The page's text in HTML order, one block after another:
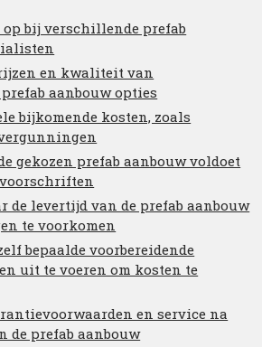
bij verschillende prefab
en kwaliteit van
aanbouw opties
bijkomende kosten, zoals
gekozen prefab aanbouw voldoet
de levertijd van de prefab aanbouw
te voorkomen
bepaalde voorbereidende
uit te voeren om kosten te
en service na
de prefab aanbouw